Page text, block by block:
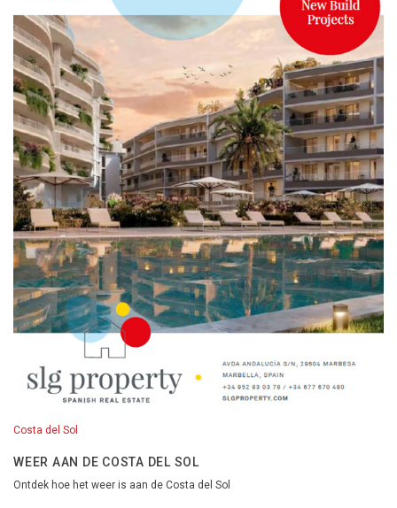
Costa del Sol
WEER AAN DE COSTA DEL SOL
Ontdek hoe het weer is aan de Costa del Sol